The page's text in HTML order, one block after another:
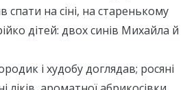
на сіні, на старенькому
дітей: двох синів Михайла й
і худобу доглядав; росяні